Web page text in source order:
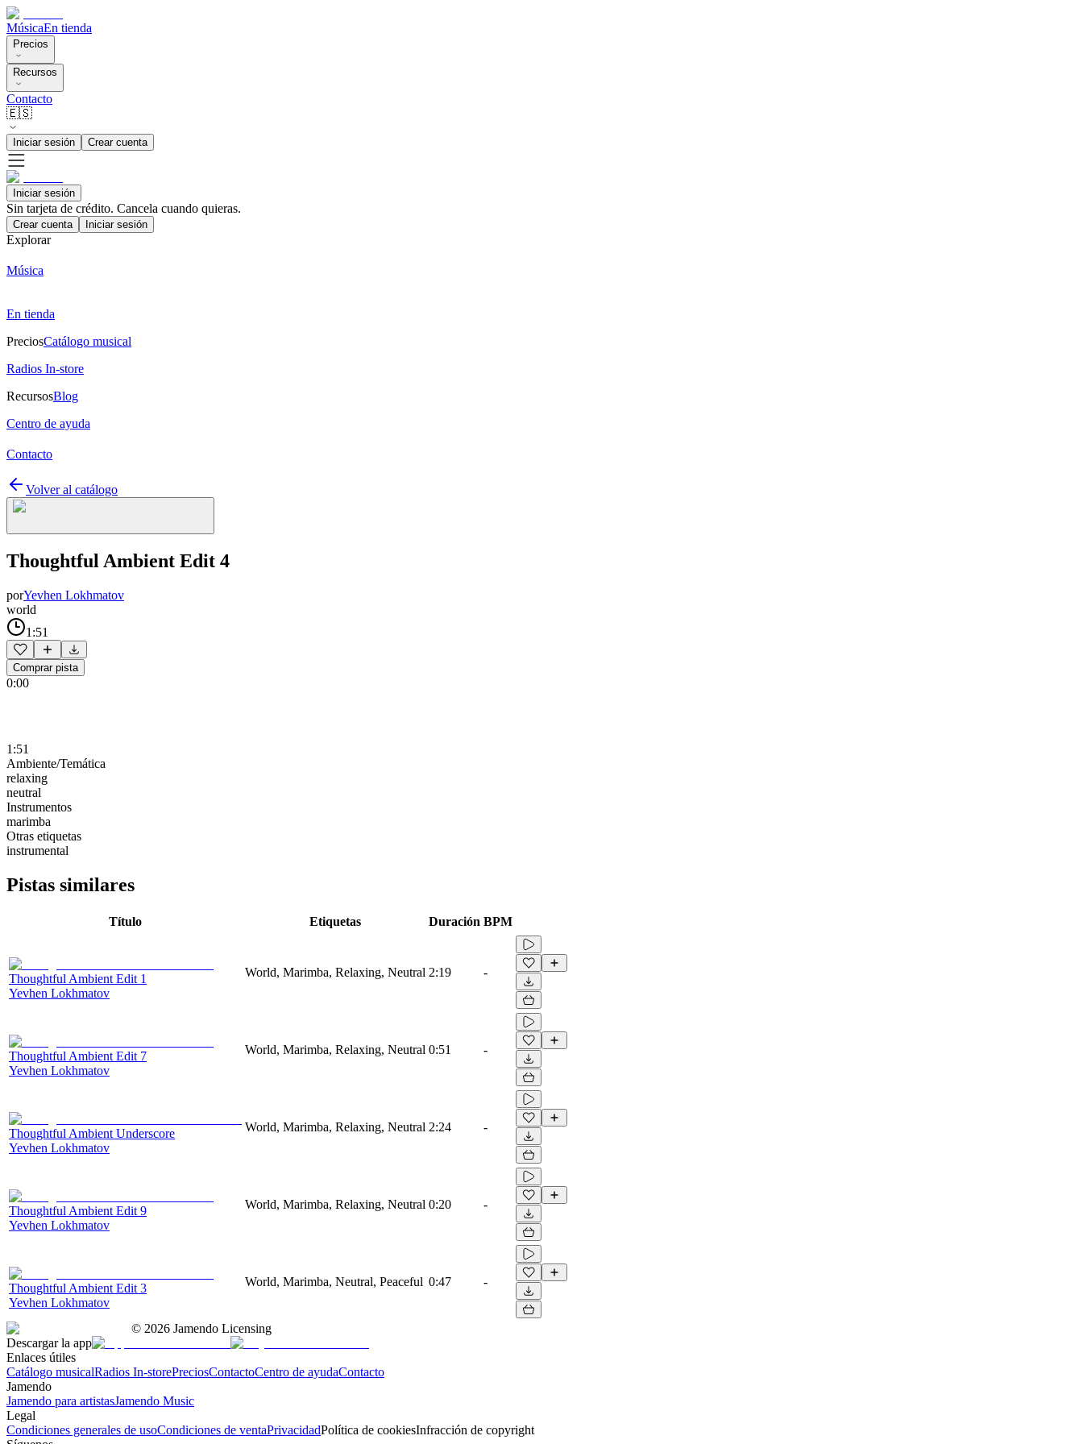
MúsicaEn tienda
Precios
Recursos
Contacto
🇪🇸
Iniciar sesión Crear cuenta
Iniciar sesión
Sin tarjeta de crédito. Cancela cuando quieras.
Crear cuenta Iniciar sesión
Explorar
Música
En tienda
PreciosCatálogo musical
Radios In-store
RecursosBlog
Centro de ayuda
Contacto
Volver al catálogo
Thoughtful Ambient Edit 4
porYevhen Lokhmatov
world
1:51
Comprar pista
0:00
1:51
Ambiente/Temática
relaxing
neutral
Instrumentos
marimba
Otras etiquetas
instrumental
Pistas similares
Título Etiquetas Duración BPM
Thoughtful Ambient Edit 1
Yevhen Lokhmatov
World, Marimba, Relaxing, Neutral 2:19 -
Thoughtful Ambient Edit 7
Yevhen Lokhmatov
World, Marimba, Relaxing, Neutral 0:51 -
Thoughtful Ambient Underscore
Yevhen Lokhmatov
World, Marimba, Relaxing, Neutral 2:24 -
Thoughtful Ambient Edit 9
Yevhen Lokhmatov
World, Marimba, Relaxing, Neutral 0:20 -
Thoughtful Ambient Edit 3
Yevhen Lokhmatov
World, Marimba, Neutral, Peaceful 0:47 -
© 2026 Jamendo Licensing
Descargar la app
Enlaces útiles
Catálogo musicalRadios In-storePreciosContactoCentro de ayudaContacto
Jamendo
Jamendo para artistasJamendo Music
Legal
Condiciones generales de usoCondiciones de ventaPrivacidadPolítica de cookiesInfracción de copyright